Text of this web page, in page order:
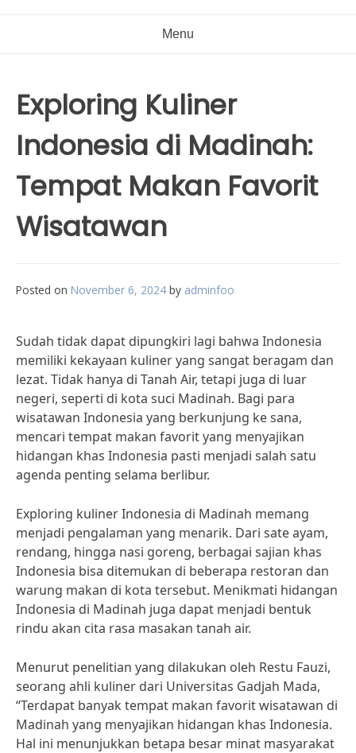
Menu
Exploring Kuliner
Indonesia di Madinah:
Tempat Makan Favorit
Wisatawan
Posted on November 6, 2024 by adminfoo
Sudah tidak dapat dipungkiri lagi bahwa Indonesia
memiliki kekayaan kuliner yang sangat beragam dan
lezat. Tidak hanya di Tanah Air, tetapi juga di luar
negeri, seperti di kota suci Madinah. Bagi para
wisatawan Indonesia yang berkunjung ke sana,
mencari tempat makan favorit yang menyajikan
hidangan khas Indonesia pasti menjadi salah satu
agenda penting selama berlibur.
Exploring kuliner Indonesia di Madinah memang
menjadi pengalaman yang menarik. Dari sate ayam,
rendang, hingga nasi goreng, berbagai sajian khas
Indonesia bisa ditemukan di beberapa restoran dan
warung makan di kota tersebut. Menikmati hidangan
Indonesia di Madinah juga dapat menjadi bentuk
rindu akan cita rasa masakan tanah air.
Menurut penelitian yang dilakukan oleh Restu Fauzi,
seorang ahli kuliner dari Universitas Gadjah Mada,
“Terdapat banyak tempat makan favorit wisatawan di
Madinah yang menyajikan hidangan khas Indonesia.
Hal ini menunjukkan betapa besar minat masyarakat